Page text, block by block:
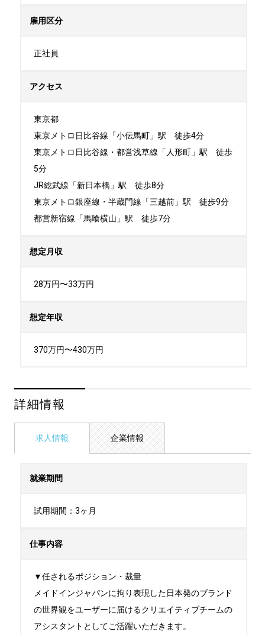
雇用区分
正社員
アクセス
東京都
東京メトロ日比谷線「小伝馬町」駅　徒歩4分
東京メトロ日比谷線・都営浅草線「人形町」駅　徒歩
5分
JR総武線「新日本橋」駅　徒歩8分
東京メトロ銀座線・半蔵門線「三越前」駅　徒歩9分
都営新宿線「馬喰横山」駅　徒歩7分
想定月収
28万円〜33万円
想定年収
370万円〜430万円
詳細情報
求人情報 企業情報
就業期間
試用期間：3ヶ月
仕事内容
▼任されるポジション・裁量
メイドインジャパンに拘り表現した日本発のブランド
の世界観をユーザーに届けるクリエイティブチームの
アシスタントとしてご活躍いただきます。